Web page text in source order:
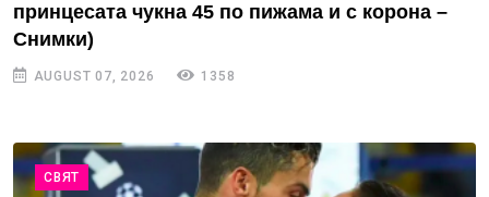
принцесата чукна 45 по пижама и с корона –
Снимки)
AUGUST 07, 2026 1358
СВЯТ